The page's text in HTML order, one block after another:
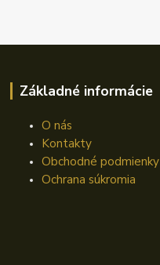
Základné informácie
O nás
Kontakty
Obchodné podmienky
Ochrana súkromia